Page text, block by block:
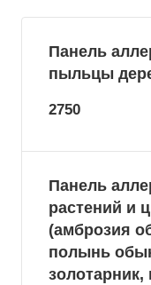
Панель
пыльцы
2750
Панель
растений и
(амброзия
полынь
золотарник,